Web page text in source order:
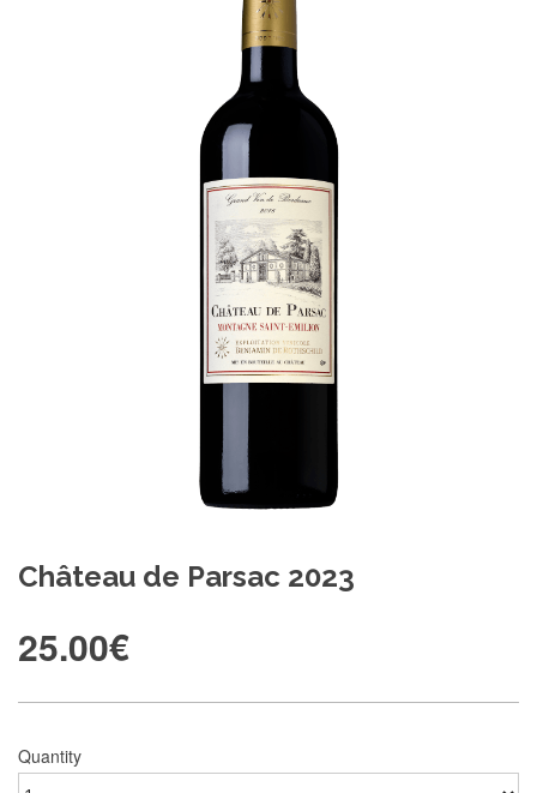
Château de Parsac 2023
25.00€
Quantity